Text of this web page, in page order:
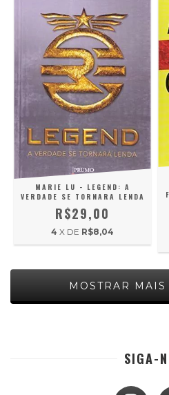
MARIE LU - LEGEND: A
VERDADE SE TORNARA LENDA
R$29,00
4 X DE R$8,04
MOSTRAR
SIGA-